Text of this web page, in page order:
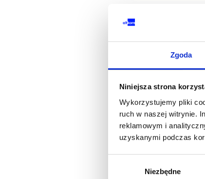
Zgoda
Niniejsza strona
Wykorzystujemy pliki
ruch w naszej witrynie.
reklamowym i
uzyskanymi podczas
Niezbędne
WOJEWÓDZTWO*
wybierz